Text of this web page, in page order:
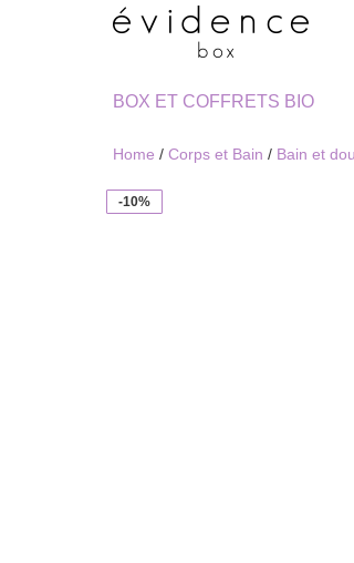
BOX ET COFFRETS BIO
Home / Corps et Bain / Bain et
-10%